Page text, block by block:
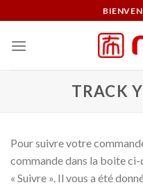
to
content
TRACK
Pour suivre votre
commande dans la boite
« Suivre ». Il vous a été